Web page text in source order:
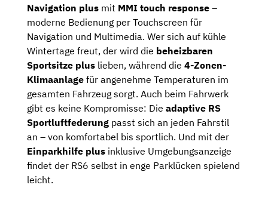
Navigation plus mit MMI touch response –
moderne Bedienung per Touchscreen für
Navigation und Multimedia. Wer sich auf kühle
Wintertage freut, der wird die beheizbaren
Sportsitze plus lieben, während die 4-Zonen-
Klimaanlage für angenehme Temperaturen im
gesamten Fahrzeug sorgt. Auch beim Fahrwerk
gibt es keine Kompromisse: Die adaptive RS
Sportluftfederung passt sich an jeden Fahrstil
an – von komfortabel bis sportlich. Und mit der
Einparkhilfe plus inklusive Umgebungsanzeige
findet der RS6 selbst in enge Parklücken spielend
leicht.